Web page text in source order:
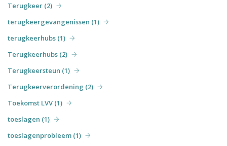
Terugkeer (2)
terugkeergevangenissen (1)
terugkeerhubs (1)
Terugkeerhubs (2)
Terugkeersteun (1)
Terugkeerverordening (2)
Toekomst LVV (1)
toeslagen (1)
toeslagenprobleem (1)